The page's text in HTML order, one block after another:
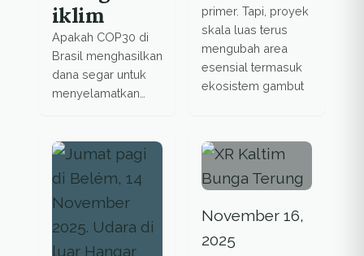
iklim
Apakah COP30 di
Brasil menghasilkan
dana segar untuk
menyelamatkan
lama dengan label
primer. Tapi, proyek
skala luas terus
mengubah area
esensial termasuk
ekosistem gambut
November 16,
2025